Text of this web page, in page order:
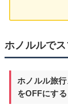
ホノルルで
ホノルル旅
をOFFにする